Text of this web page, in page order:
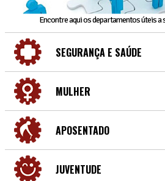
Encontre aqui os departamentos úteis a
SEGURANÇA E SAÚDE
MULHER
APOSENTADO
JUVENTUDE